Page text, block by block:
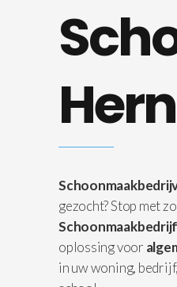
gezocht? Stop met
oplossing voor
in uw woning,